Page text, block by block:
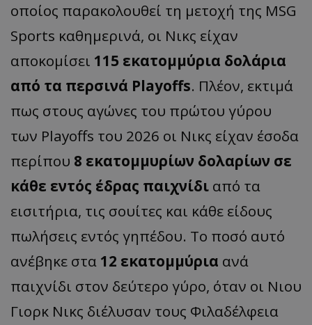
οποίος παρακολουθεί τη μετοχή της MSG
Sports καθημερινά, οι Νικς είχαν
αποκομίσει 115 εκατομμύρια δολάρια
από τα περσινά Playoffs. Πλέον, εκτιμά
πως στους αγώνες του πρώτου γύρου
των Playoffs του 2026 οι Νικς είχαν έσοδα
περίπου 8 εκατομμυρίων δολαρίων σε
κάθε εντός έδρας παιχνίδι από τα
εισιτήρια, τις σουίτες και κάθε είδους
πωλήσεις εντός γηπέδου. Το ποσό αυτό
ανέβηκε στα 12 εκατομμύρια ανά
παιχνίδι στον δεύτερο γύρο, όταν οι Νιου
Γιορκ Νικς διέλυσαν τους Φιλαδέλφεια